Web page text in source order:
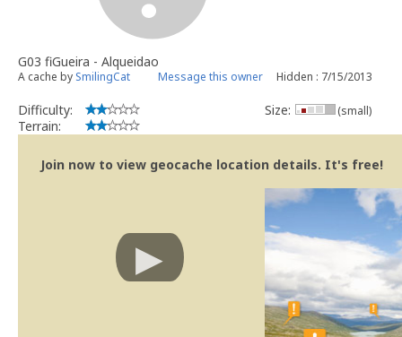
G03 fiGueira - Alqueidao
A cache by SmilingCat Message this owner Hidden : 7/15/2013
Difficulty:
Terrain:
Size: (small)
Join now to view geocache location details. It's free!